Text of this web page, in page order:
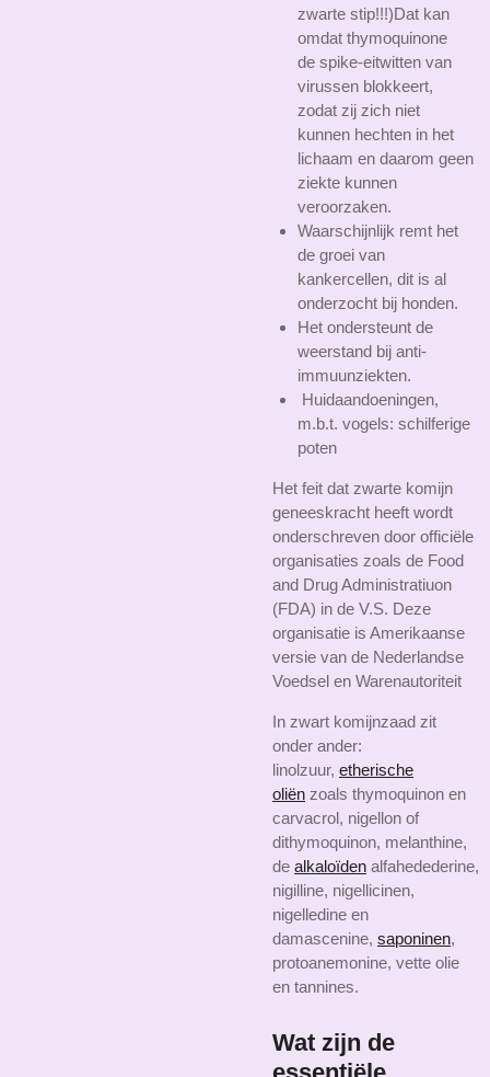
zwarte stip!!!)Dat kan
omdat thymoquinone
de spike-eitwitten van
virussen blokkeert,
zodat zij zich niet
kunnen hechten in het
lichaam en daarom geen
ziekte kunnen
veroorzaken.
Waarschijnlijk remt het
de groei van
kankercellen, dit is al
onderzocht bij honden.
Het ondersteunt de
weerstand bij anti-
immuunziekten.
Huidaandoeningen,
m.b.t. vogels: schilferige
poten
Het feit dat zwarte komijn
geneeskracht heeft wordt
onderschreven door officiële
organisaties zoals de Food
and Drug Administratiuon
(FDA) in de V.S. Deze
organisatie is Amerikaanse
versie van de Nederlandse
Voedsel en Warenautoriteit
In zwart komijnzaad zit
onder ander:
linolzuur, etherische
oliën zoals thymoquinon en
carvacrol, nigellon of
dithymoquinon, melanthine,
de alkaloïden alfahedederine,
nigilline, nigellicinen,
nigelledine en
damascenine, saponinen,
protoanemonine, vette olie
en tannines.
Wat zijn de